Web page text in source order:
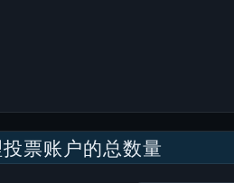
票账户的总数量